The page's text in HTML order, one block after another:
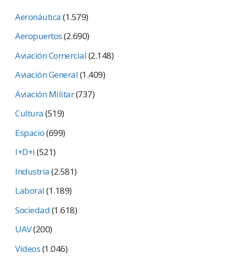
Aeronáutica(1.579)
Aeropuertos(2.690)
Aviación Comercial(2.148)
Aviación General(1.409)
Aviación Militar(737)
Cultura(519)
Espacio(699)
I+D+i(521)
Industria(2.581)
Laboral(1.189)
Sociedad(1.618)
UAV(200)
Vídeos(1.046)